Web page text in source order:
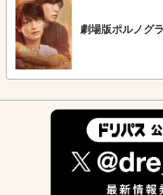
劇場版ポルノグ